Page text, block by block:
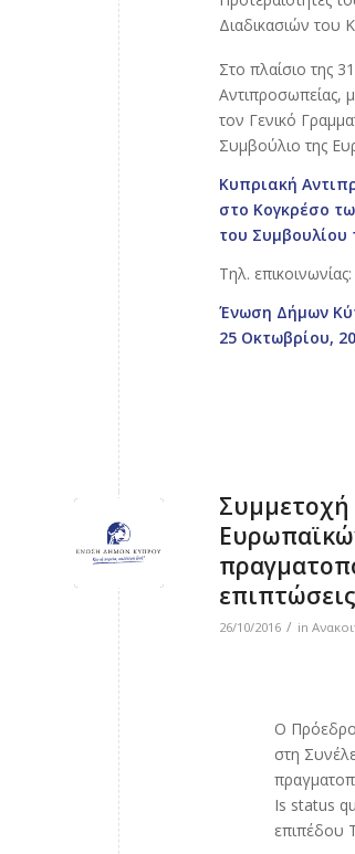
Διαδικασιών του
Στο πλαίσιο της 31
Αντιπροσωπείας,
τον Γενικό
Συμβούλιο της
Κυπριακή
στο Κογκρέσο
του Συμβουλίου
Τηλ.
Ένωση Δήμων
25 Οκτωβρίου,
26/10/2016 / in
Ο
στη
Is status
επιπέδου